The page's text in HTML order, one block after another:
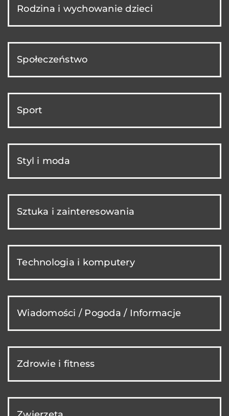
Rodzina i wychowanie dzieci
Społeczeństwo
Sport
Styl i moda
Sztuka i zainteresowania
Technologia i komputery
Wiadomości / Pogoda / Informacje
Zdrowie i fitness